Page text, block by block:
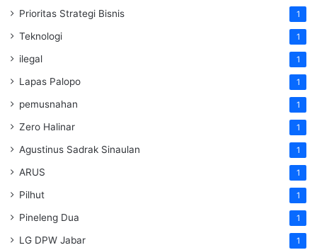
Prioritas Strategi Bisnis 1
Teknologi 1
ilegal 1
Lapas Palopo 1
pemusnahan 1
Zero Halinar 1
Agustinus Sadrak Sinaulan 1
ARUS 1
Pilhut 1
Pineleng Dua 1
LG DPW Jabar 1